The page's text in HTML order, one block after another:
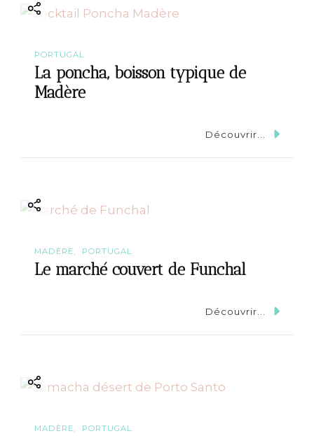
t
n
PORTUGAL
La poncha, boisson typique de
Madère
Découvrir...
MADÈRE PORTUGAL
Le marché couvert de Funchal
Découvrir...
MADÈRE PORTUGAL